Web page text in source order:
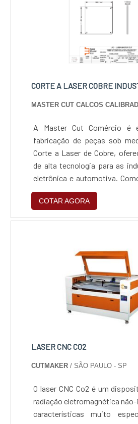
CORTE A LASER COBRE
MASTER CUT CALCOS
A Master Cut Comércio é
fabricação de peças sob
Corte a Laser de Cobre,
de alta tecnologia para as
eletrônica e automotiva.
empresa domina o
refletivos, transformando
em componentes reais com
COTAR AGORA
LASER CNC CO2
CUTMAKER / SÃO PAULO - SP
O laser CNC Co2 é um
radiação eletromagnética
características muito